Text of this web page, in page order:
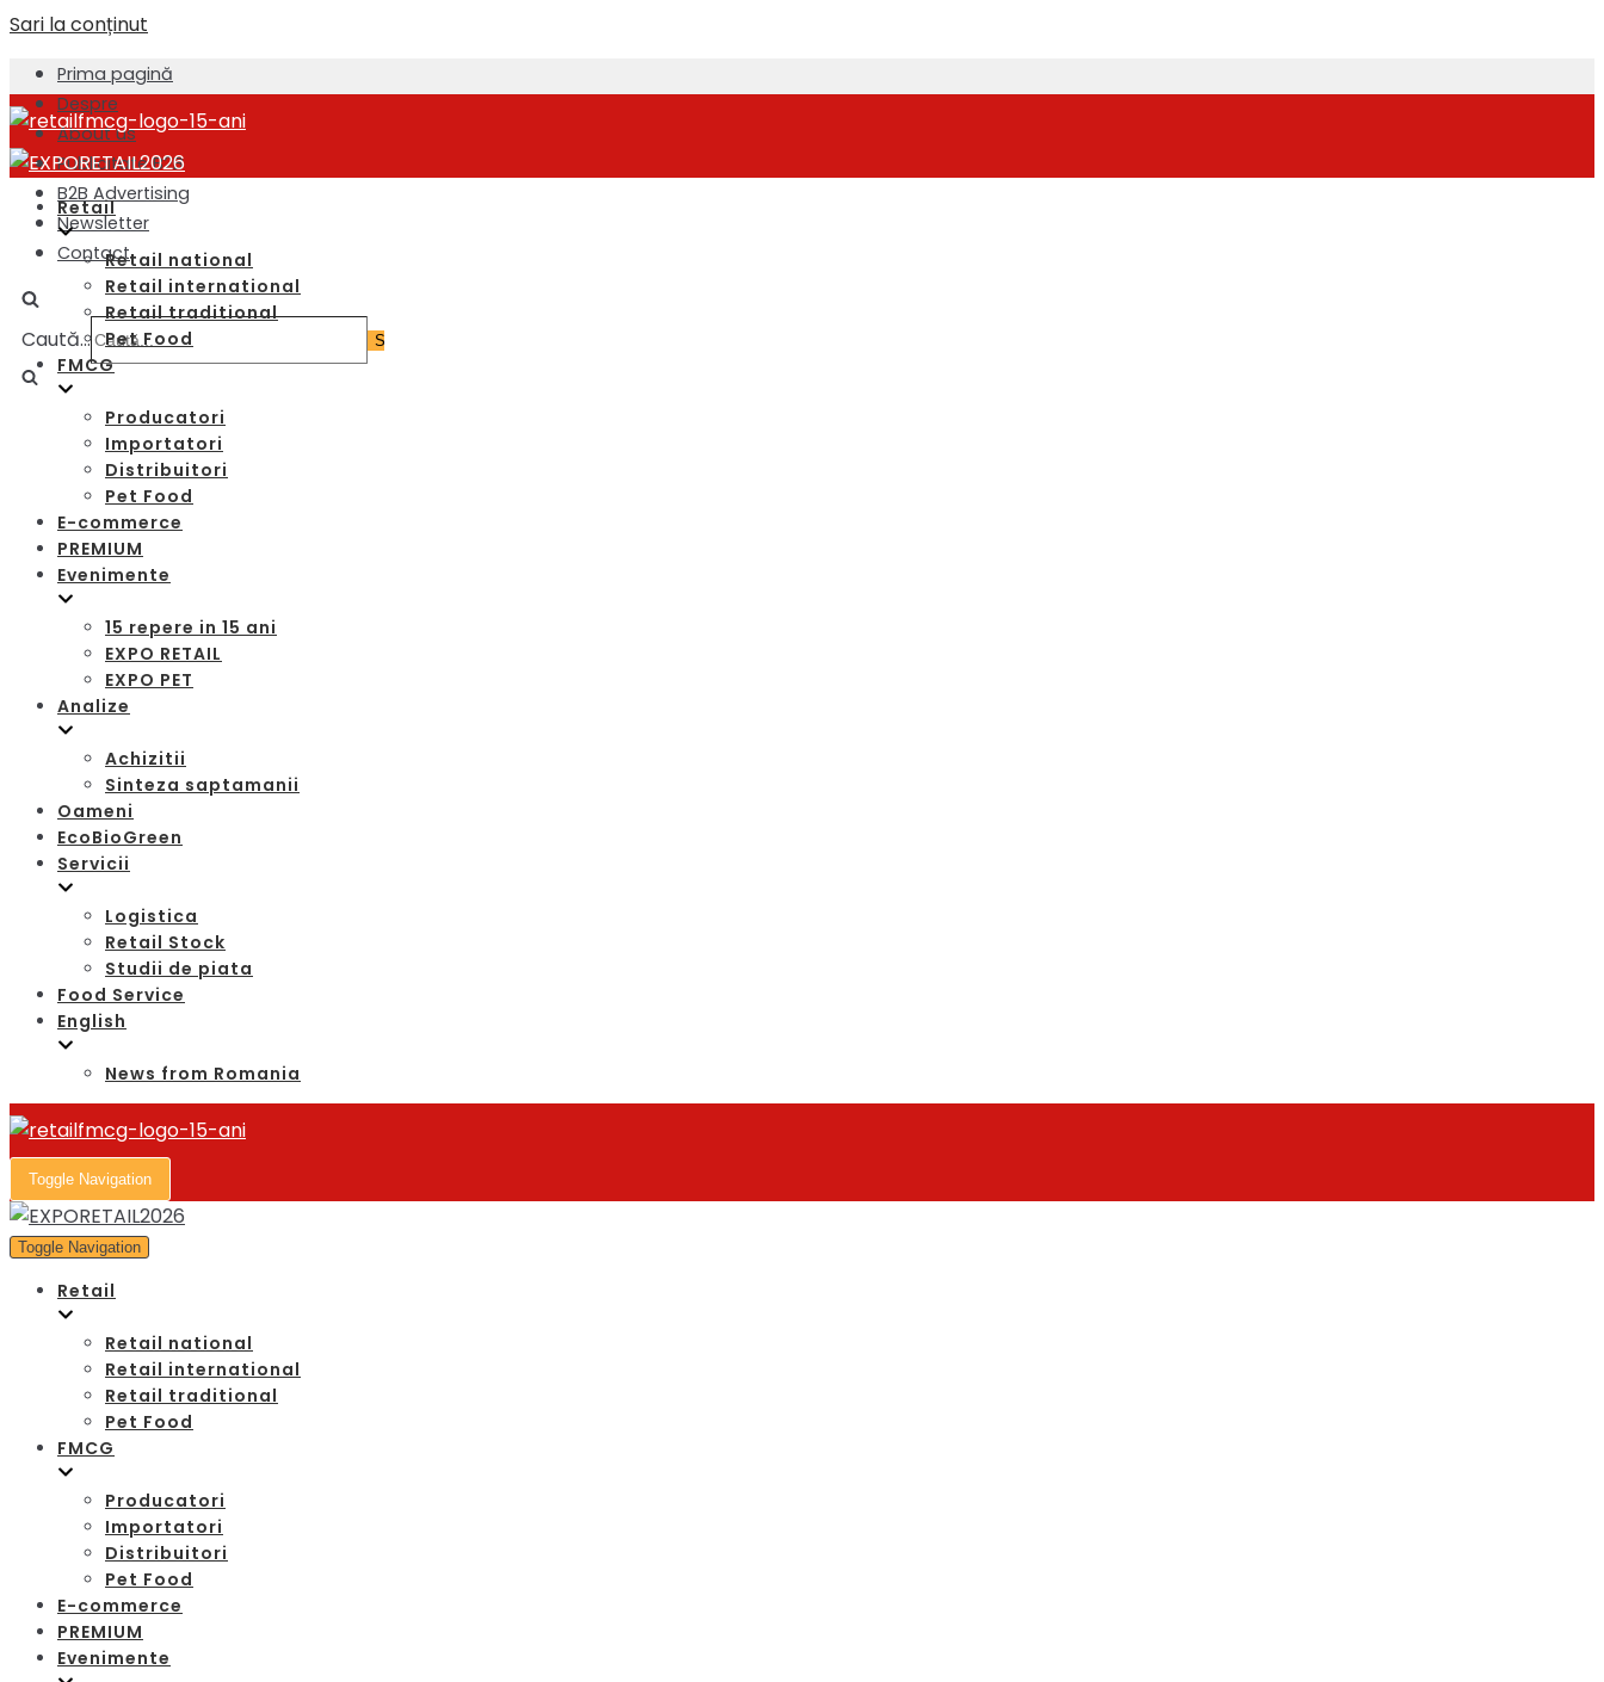
Sari la conținut
Prima pagină
Despre
About us
Publicitate B2B
B2B Advertising
Newsletter
Contact
Caută...
Retail
Retail national
Retail international
Retail traditional
Pet Food
FMCG
Producatori
Importatori
Distribuitori
Pet Food
E-commerce
PREMIUM
Evenimente
15 repere in 15 ani
EXPO RETAIL
EXPO PET
Analize
Achizitii
Sinteza saptamanii
Oameni
EcoBioGreen
Servicii
Logistica
Retail Stock
Studii de piata
Food Service
English
News from Romania
Toggle Navigation
Toggle Navigation
Retail
Retail national
Retail international
Retail traditional
Pet Food
FMCG
Producatori
Importatori
Distribuitori
Pet Food
E-commerce
PREMIUM
Evenimente